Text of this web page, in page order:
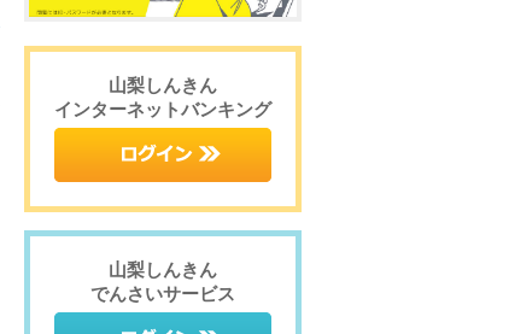
山梨しんきん
インターネットバンキング
山梨しんきん
でんさいサービス